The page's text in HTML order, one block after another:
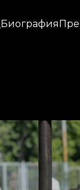
Биография